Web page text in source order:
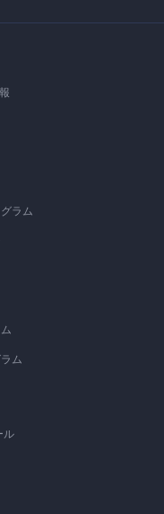
ラム
ム
ル